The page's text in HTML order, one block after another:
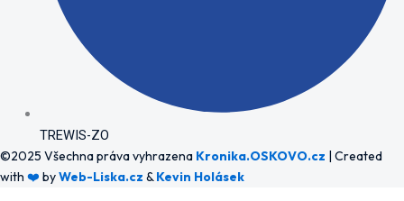
TREWIS-ZO
©2025 Všechna práva vyhrazena Kronika.OSKOVO.cz | Created
with ❤️ byWeb-Liska.cz &Kevin Holásek